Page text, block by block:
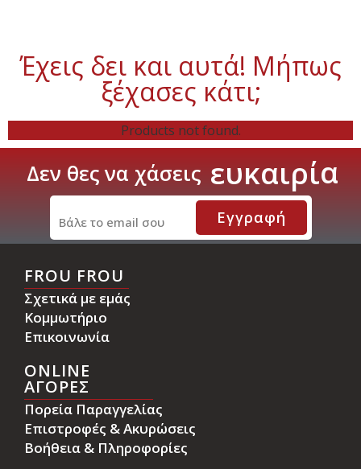
Έχεις δει και αυτά! Μήπως
ξέχασες κάτι;
Products not found.
Δεν θες να χάσεις ευκαιρία
Εγγραφή
FROU FROU
Σχετικά με εμάς
Κομμωτήριο
Επικοινωνία
ONLINE
ΑΓΟΡΕΣ
Πορεία Παραγγελίας
Επιστροφές & Ακυρώσεις
Βοήθεια & Πληροφορίες